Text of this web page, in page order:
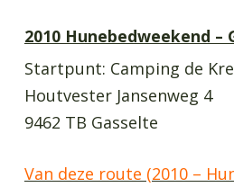
2010 Hunebedweekend –
Startpunt: Camping de
Houtvester Jansenweg 4
9462 TB Gasselte
Van deze route (2010 –